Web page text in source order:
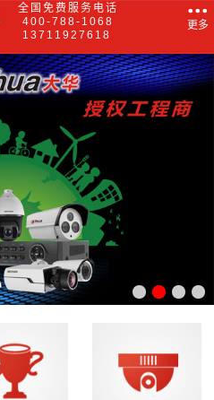
全国免费服务电话
400-788-1068
13711927618
更多